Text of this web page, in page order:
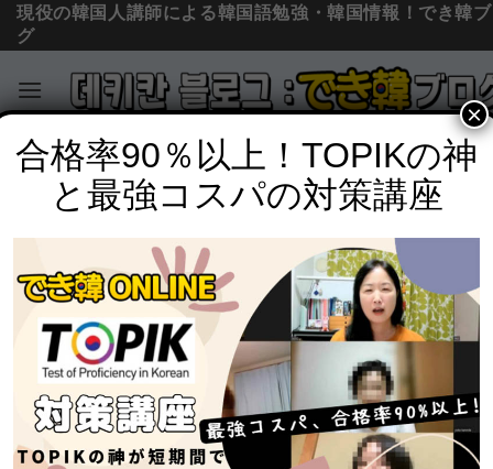
Skip
content
現役の韓国人講師による韓国語勉強・韓国情報！でき韓
グ
韓国料理
【韓国料理＃16：電子レンジトッポッ
キ・ラポッキ（전자렌지 떡볶이/라볶
이）】チョナンカン韓国料理
POSTED ON2018年7月16日 でき韓 パク先生
一人暮らしの男でも簡単に作れる韓国料理を紹介する
「チョナンカン韓国料理」。
合格率90％以上！TOPIKの神
と最強コスパの対策講座
×